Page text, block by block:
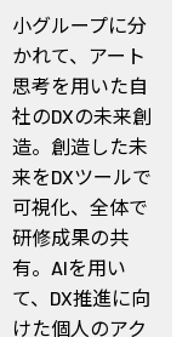
小グループに分
かれて、アート
思考を用いた自
社のDXの未来創
造。創造した未
来をDXツールで
可視化、全体で
研修成果の共
有。AIを用い
て、DX推進に向
けた個人のアク